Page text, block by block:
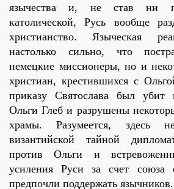
язычества и, не став ни
католической, Русь вообще
христианство. Языческая
настолько сильно, что
немецкие миссионеры, но и
христиан, крестившихся с
приказу Святослава был убит
Ольги Глеб и разрушены
храмы. Разумеется, здесь
византийской тайной
против Ольги и
усиления Руси за счет союза
предпочли поддержать язычников.